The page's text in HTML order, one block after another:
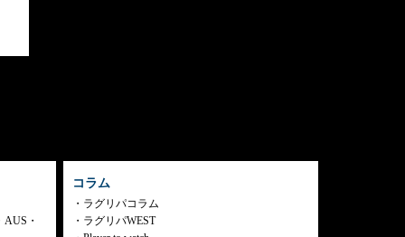
・
コラム
ラグリパコラム
ラグリパWEST